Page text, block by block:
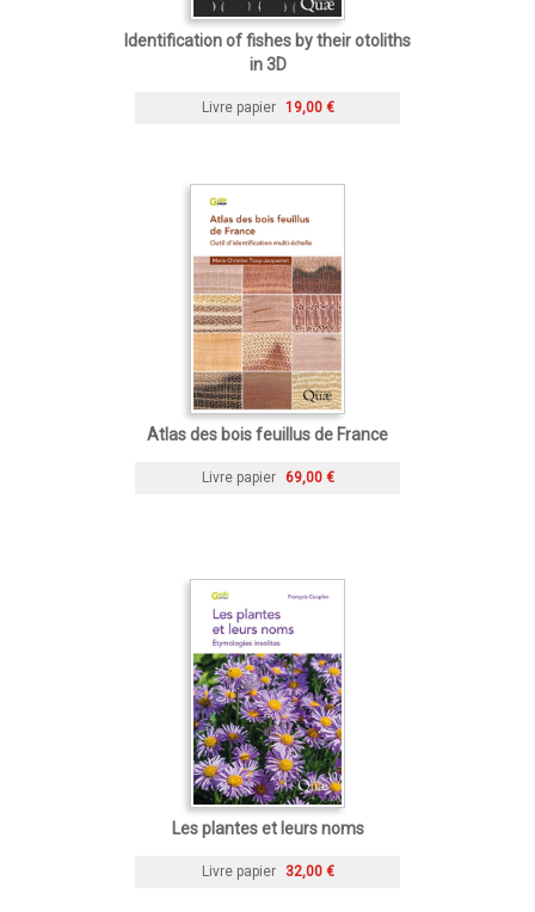
Identification of fishes by their otoliths
in 3D
Livre papier 19,00 €
Atlas des bois feuillus de France
Livre papier 69,00 €
Les plantes et leurs noms
Livre papier 32,00 €